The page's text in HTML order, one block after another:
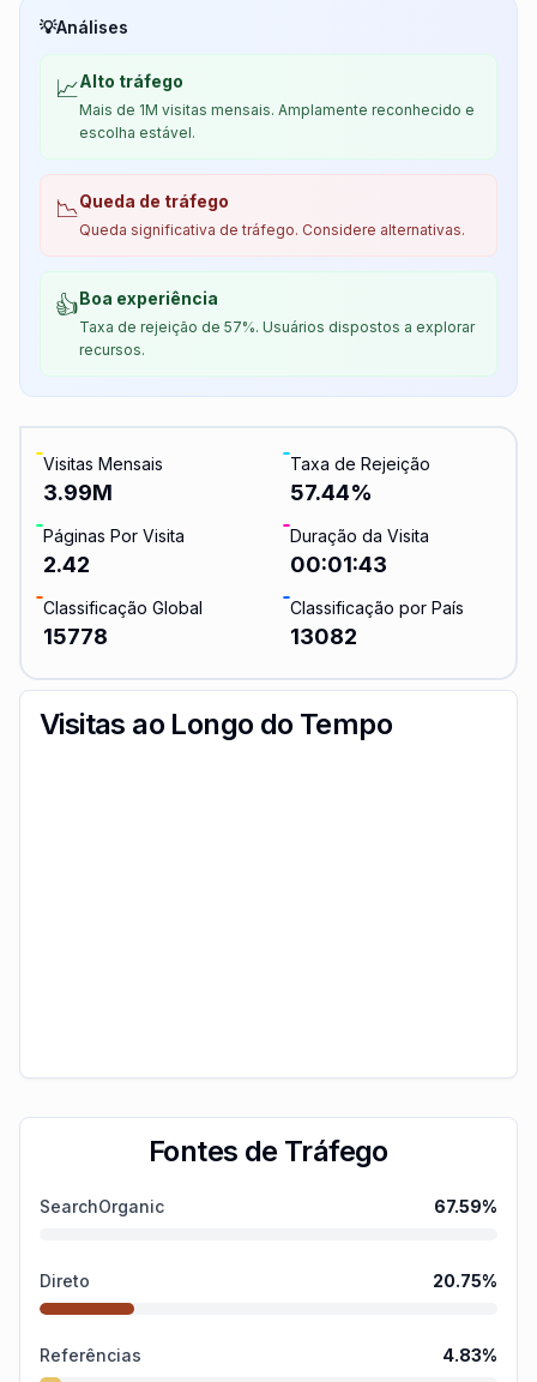
💡Análises
📈Alto tráfego
Mais de 1M visitas mensais. Amplamente reconhecido e
escolha estável.
📉Queda de tráfego
Queda significativa de tráfego. Considere alternativas.
👍Boa experiência
Taxa de rejeição de 57%. Usuários dispostos a explorar
recursos.
Visitas Mensais
3.99M
Taxa de Rejeição
57.44%
Páginas Por Visita
2.42
Duração da Visita
00:01:43
Classificação Global
15778
Classificação por País
13082
Visitas ao Longo do Tempo
Fontes de Tráfego
SearchOrganic 67.59%
Direto 20.75%
Referências 4.83%